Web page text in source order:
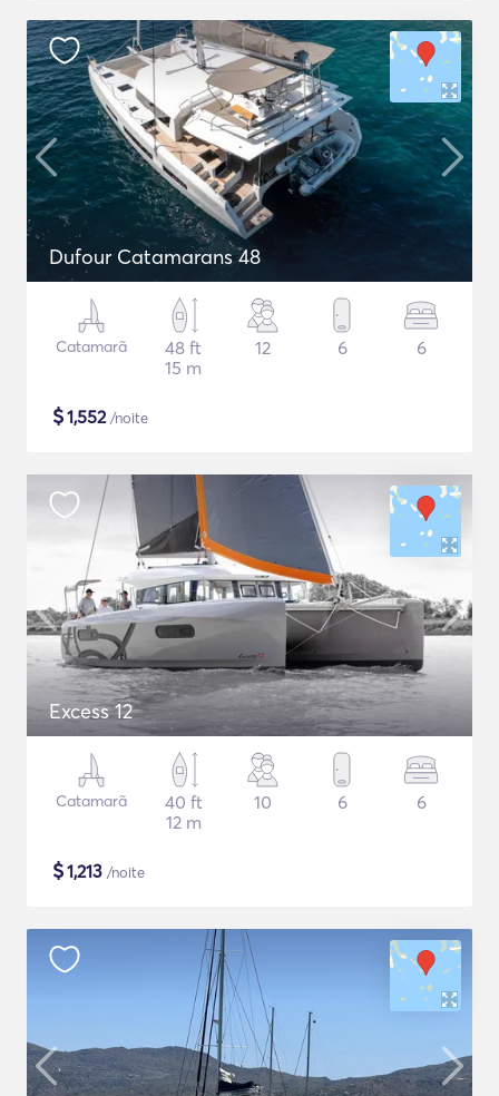
Dufour Catamarans 48
Catamarã
48 ft
15 m
12 6 6
$1,552/noite
Excess 12
Catamarã
40 ft
12 m
10 6 6
$1,213 /noite